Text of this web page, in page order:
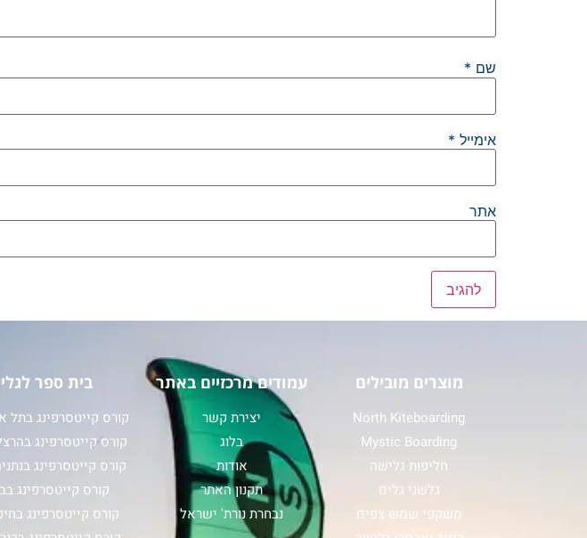
שם *
אימייל *
אתר
מוצרים מובילים
North Kiteboarding
Mystic Boarding
חליפות גלישה
גלשני גלים
משקפי שמש צפים
עמודים מרכזיים באתר
יצירת קשר
בלוג
אודות
תקנון האתר
נבחרת נורת' ישראל
בית ספר
קורס קייטסרפינג בתל
קורס קייטסרפינג
קורס קייטסרפינג
קורס קייטסרפינג
קורס קייטסרפינג